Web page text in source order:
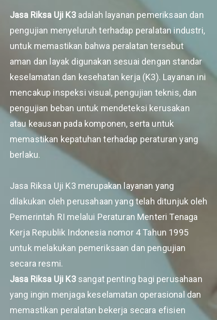
Jasa Riksa Uji K3adalah layanan pemeriksaan dan
pengujian menyeluruh terhadap peralatan industri,
untuk memastikan bahwa peralatan tersebut
aman dan layak digunakan sesuai dengan standar
keselamatan dan kesehatan kerja (K3). Layanan ini
mencakup inspeksi visual, pengujian teknis, dan
pengujian beban untuk mendeteksi kerusakan
atau keausan pada komponen, serta untuk
memastikan kepatuhan terhadap peraturan yang
berlaku.
Jasa Riksa Uji K3 merupakan layanan yang
dilakukan oleh perusahaan yang telah ditunjuk oleh
Pemerintah RI melalui Peraturan Menteri Tenaga
Kerja Republik Indonesia nomor 4 Tahun 1995
untuk melakukan pemeriksaan dan pengujian
secara resmi.
Jasa Riksa Uji K3sangat penting bagi perusahaan
yang ingin menjaga keselamatan operasional dan
memastikan peralatan bekerja secara efisien